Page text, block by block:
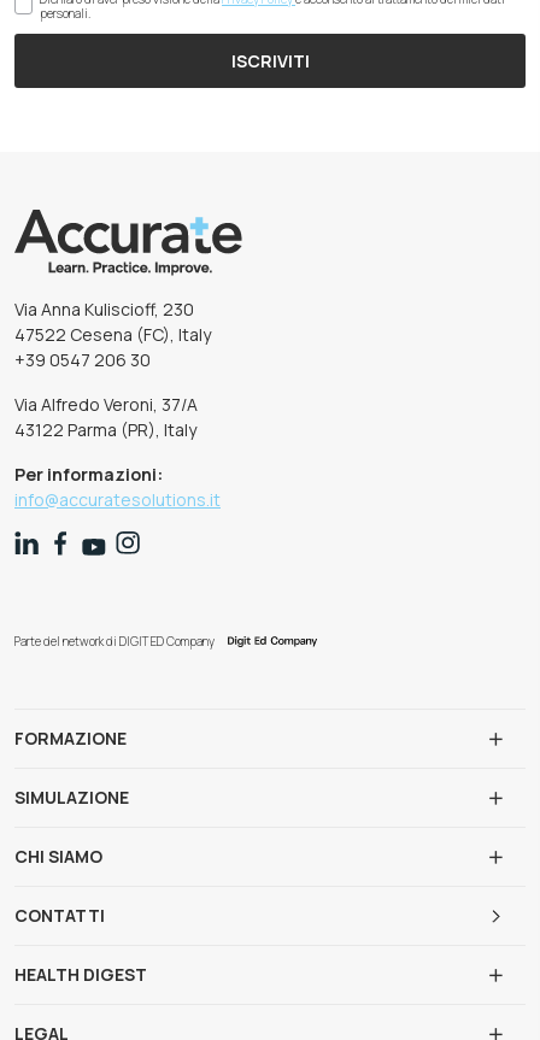
personali.
ISCRIVITI
Via Anna Kuliscioff, 230
47522 Cesena (FC), Italy
+39 0547 206 30
Via Alfredo Veroni, 37/A
43122 Parma (PR), Italy
Per informazioni:
info@accuratesolutions.it
Parte del network di DIGIT ED Company
FORMAZIONE
SIMULAZIONE
CHI SIAMO
CONTATTI
HEALTH DIGEST
LEGAL